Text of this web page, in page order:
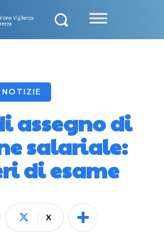
NOTIZIE
assegno di
salariale:
di esame
X